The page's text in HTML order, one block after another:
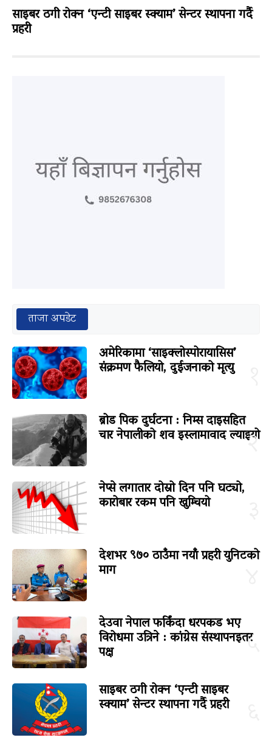
साइबर ठगी रोक्न ‘एन्टी साइबर स्क्याम’ सेन्टर स्थापना गर्दै
प्रहरी
ताजा अपडेट
अमेरिकामा ‘साइक्लोस्पोरायासिस’
संक्रमण फैलियो, दुईजनाको मृत्यु
२
ब्रोड पिक दुर्घटना : निम्स दाइसहित
चार नेपालीको शव इस्लामावाद ल्याइयो
नेप्से लगातार दोस्रो दिन पनि घट्यो,
कारोबार रकम पनि खुम्चियो
देशभर ९७० ठाउँमा नयाँ प्रहरी युनिटको
माग
५
देउवा नेपाल फर्किंदा धरपकड भए
विरोधमा उत्रिने : कांग्रेस संस्थापनइतर
पक्ष
साइबर ठगी रोक्न ‘एन्टी साइबर
स्क्याम’ सेन्टर स्थापना गर्दै प्रहरी